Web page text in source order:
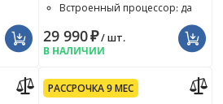
Встроенный процессор: да
29 990₽/ шт.
В НАЛИЧИИ
РАССРОЧКА 9 МЕС